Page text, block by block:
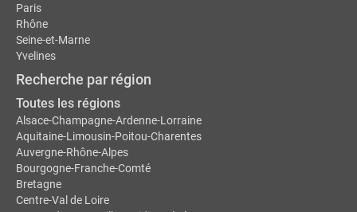
Paris
Rhône
Seine-et-Marne
Yvelines
Recherche par région
Toutes les régions
Alsace-Champagne-Ardenne-Lorraine
Aquitaine-Limousin-Poitou-Charentes
Auvergne-Rhône-Alpes
Bourgogne-Franche-Comté
Bretagne
Centre-Val de Loire